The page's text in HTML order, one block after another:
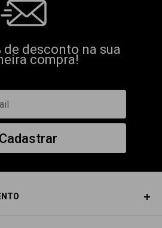
de desconto na sua
compra!
Cadastrar